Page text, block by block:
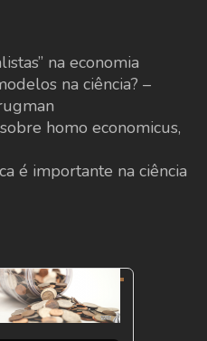
na economia
na ciência? –
homo economicus,
é importante na ciência